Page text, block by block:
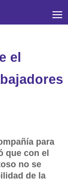
el
para
que con el
no se
de la